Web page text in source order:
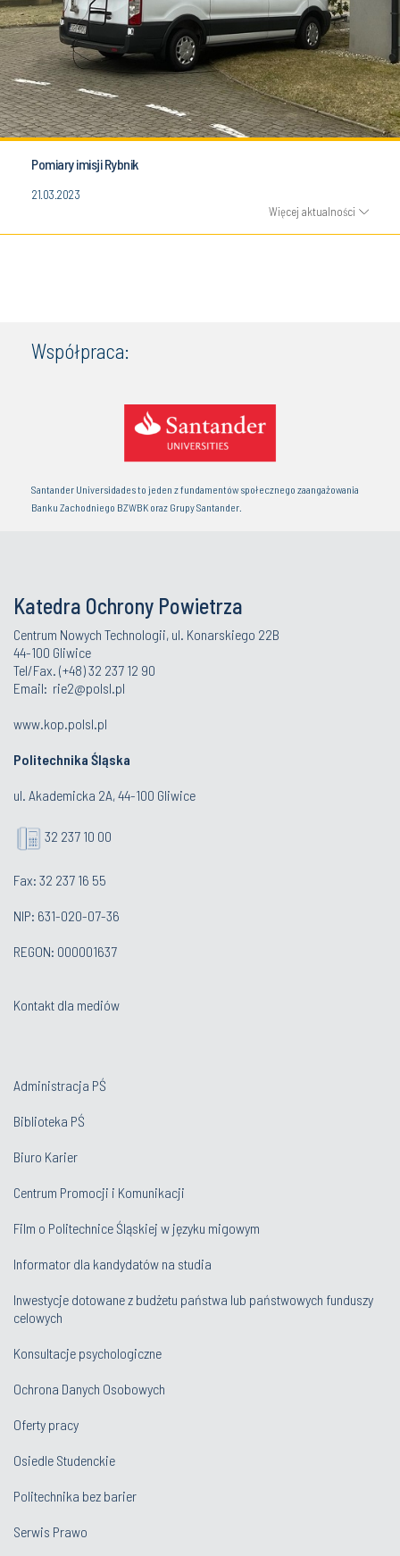
Pomiary imisji Rybnik
21.03.2023
Więcej aktualności
Współpraca:
Santander Universidades to jeden z fundamentów społecznego zaangażowania
Banku Zachodniego BZWBK oraz Grupy Santander.
Katedra Ochrony Powietrza
Centrum Nowych Technologii, ul. Konarskiego 22B
44-100 Gliwice
Tel/Fax. (+48) 32 237 12 90
Email: rie2@polsl.pl
www.kop.polsl.pl
Politechnika Śląska
ul. Akademicka 2A, 44-100 Gliwice
32 237 10 00
Fax: 32 237 16 55
NIP: 631-020-07-36
REGON: 000001637
Kontakt dla mediów
Administracja PŚ
Biblioteka PŚ
Biuro Karier
Centrum Promocji i Komunikacji
Film o Politechnice Śląskiej w języku migowym
Informator dla kandydatów na studia
Inwestycje dotowane z budżetu państwa lub państwowych funduszy
celowych
Konsultacje psychologiczne
Ochrona Danych Osobowych
Oferty pracy
Osiedle Studenckie
Politechnika bez barier
Serwis Prawo